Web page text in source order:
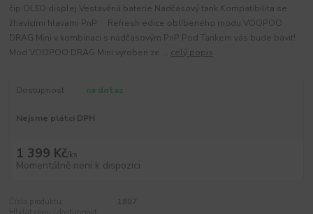
čip OLED displej Vestavěná baterie Nadčasový tank Kompatibilita se
žhavícími hlavami PnP Refresh edice oblíbeného modu VOOPOO
DRAG Mini v kombinaci s nadčasovým PnP Pod Tankem vás bude bavit!
Mod VOOPOO DRAG Mini vyroben ze ... celý popis
Dostupnost na dotaz
Nejsme plátci DPH
1 399 Kč/ks
Momentálně není k dispozici